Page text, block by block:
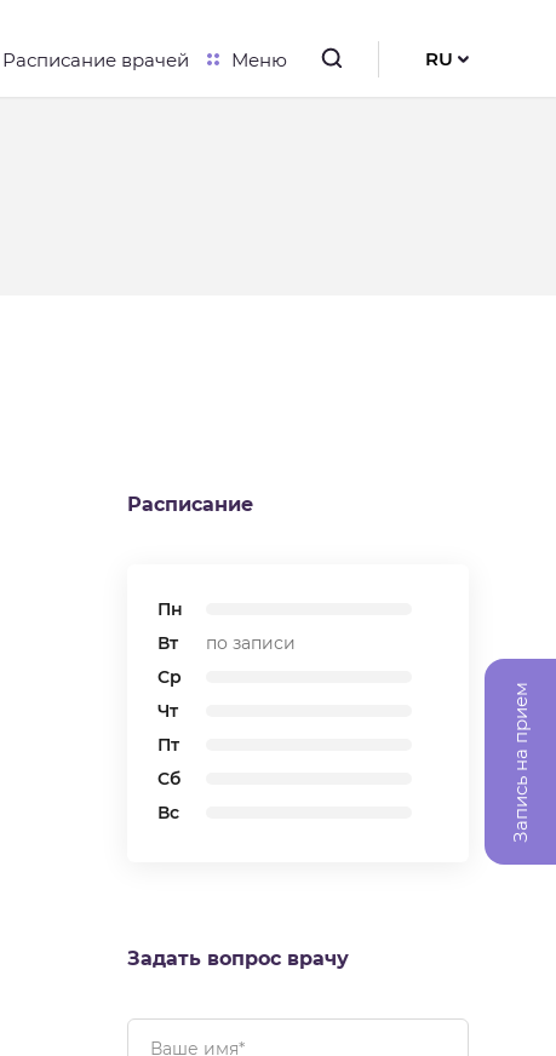
Расписание врачей Меню
RU
Расписание
Пн
Вт
по записи
Ср
Чт
Пт
Сб
Вс
Задать вопрос врачу
Запись на прием